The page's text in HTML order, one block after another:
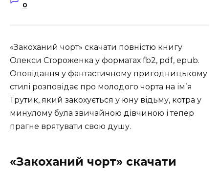
0
«Закоханий чорт» скачати повністю книгу
Олекси Стороженка у форматах fb2, pdf, epub.
Оповідання у фантастичному пригодницькому
стилі розповідає про молодого чорта на імʼя
Трутик, який закохується у юну відьму, котра у
минулому була звичайною дівчиною і тепер
прагне врятувати свою душу.
«Закоханий чорт» скачати